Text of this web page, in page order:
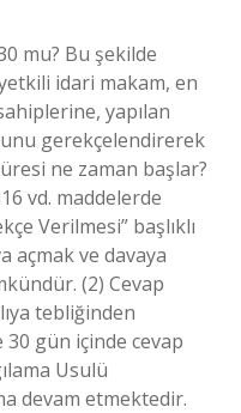
mu? Bu şekilde
idari makam, en
yapılan
gerekçelendirerek
ne zaman başlar?
vd. maddelerde
Verilmesi” başlıklı
açmak ve davaya
(2) Cevap
tebliğinden
gün içinde cevap
Usulü
devam etmektedir.